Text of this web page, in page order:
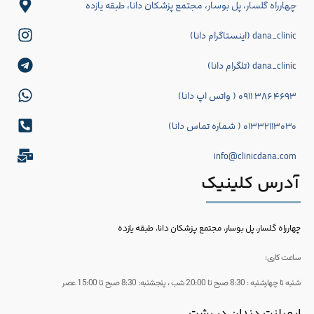
چهارراه گلسار، پل بوسار، مجتمع پزشکان دانا، طبقه یازده
dana_clinic (اینستاگرام دانا)
dana_clinic (تلگرام دانا)
۴۶۹۳ ۳۸۶ ۰۹۱۱ ( واتس اپ دانا)
۰۱۳۳۲۱۱۳۰۳۰ ( شماره تماس دانا)
info@clinicdana.com
آدرس کلینیک
چهارراه گلسار، پل بوسار، مجتمع پزشکان دانا، طبقه یازده
ساعت کاری:
شنبه تا چهارشنبه : 8:30 صبح تا 20:00 شب ، پنجشنبه: 8:30 صبح تا 15:00 عصر